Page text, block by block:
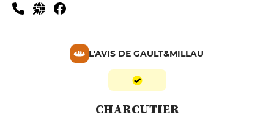
L'AVIS DE GAULT&MILLAU
CHARCUTIER